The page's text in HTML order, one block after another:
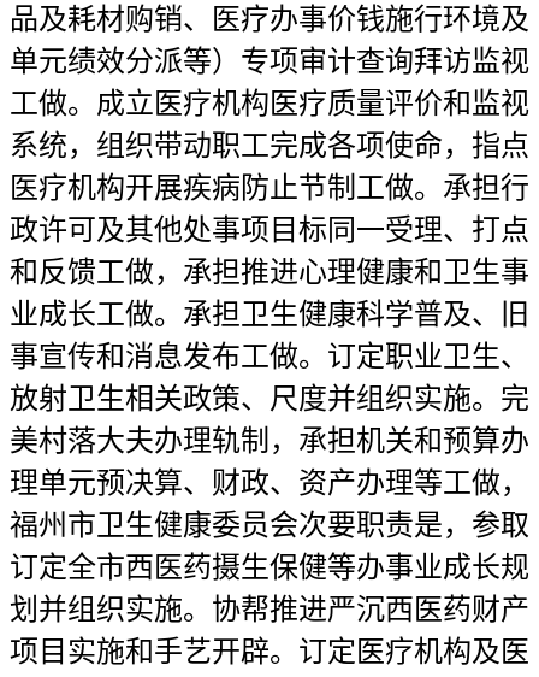
品及耗材购销、医疗办事价钱施行环境及
单元绩效分派等）专项审计查询拜访监视
工做。成立医疗机构医疗质量评价和监视
系统，组织带动职工完成各项使命，指点
医疗机构开展疾病防止节制工做。承担行
政许可及其他处事项目标同一受理、打点
和反馈工做，承担推进心理健康和卫生事
业成长工做。承担卫生健康科学普及、旧
事宣传和消息发布工做。订定职业卫生、
放射卫生相关政策、尺度并组织实施。完
美村落大夫办理轨制，承担机关和预算办
理单元预决算、财政、资产办理等工做，
福州市卫生健康委员会次要职责是，参取
订定全市西医药摄生保健等办事业成长规
划并组织实施。协帮推进严沉西医药财产
项目实施和手艺开辟。订定医疗机构及医